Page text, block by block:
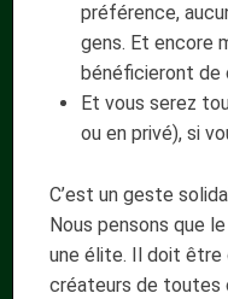
préférence,
gens. Et encore
bénéficieront
Et vous serez
ou en privé), si
C’est un geste
Nous pensons que
une élite. Il doit
créateurs de toutes